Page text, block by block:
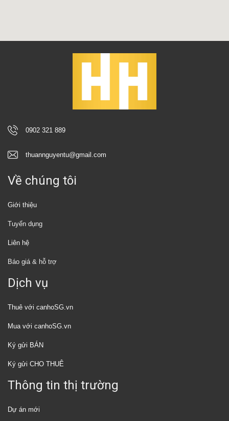
0902 321 889
thuannguyentu@gmail.com
Về chúng tôi
Giới thiệu
Tuyển dụng
Liên hệ
Báo giá & hỗ trợ
Dịch vụ
Thuê với canhoSG.vn
Mua với canhoSG.vn
Ký gửi BÁN
Ký gửi CHO THUÊ
Thông tin thị trường
Dự án mới